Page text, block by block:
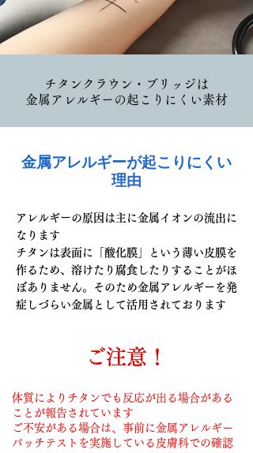
チタンクラウン・ブリッジは
金属アレルギーの起こりにくい素材
金属アレルギーが起こりにくい
理由
アレルギーの原因は主に金属イオンの流出に
なります
チタンは表面に「酸化膜」という薄い皮膜を
作るため、溶けたり腐食したりすることがほ
ぼありません。そのため金属アレルギーを発
症しづらい金属として活用されております
ご注意！
体質によりチタンでも反応が出る場合がある
ことが報告されています
ご不安がある場合は、事前に金属アレルギー
パッチテストを実施している皮膚科での確認